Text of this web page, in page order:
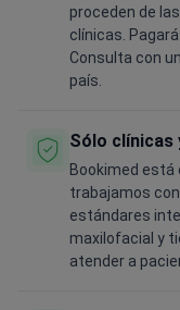
proceden de
clínicas.
Consulta con
país.
Sólo clínicas
Bookimed está
trabajamos
estándares
maxilofacial y
atender a